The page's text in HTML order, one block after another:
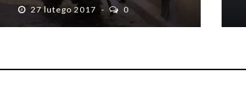
27 lutego 2017
0